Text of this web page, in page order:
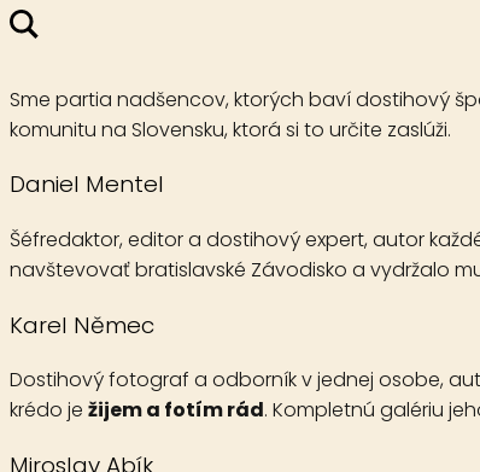
O nás
Sme partia nadšencov, ktorých baví dostihový
komunitu na Slovensku, ktorá si to určite zaslúži.
Daniel Mentel
Šéfredaktor, editor a dostihový expert, autor
navštevovať bratislavské Závodisko a vydržalo
Karel Němec
Dostihový fotograf a odborník v jednej osobe,
krédo je žijem a fotím rád. Kompletnú galériu
Miroslav Abík